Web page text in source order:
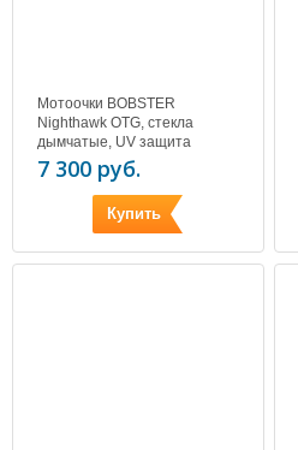
Мотоочки BOBSTER
Nighthawk OTG, стекла
дымчатые, UV защита
7 300 руб.
Купить